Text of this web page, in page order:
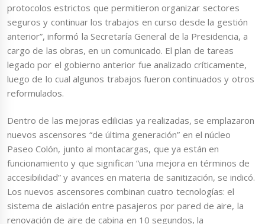
protocolos estrictos que permitieron organizar sectores
seguros y continuar los trabajos en curso desde la gestión
anterior”, informó la Secretaría General de la Presidencia, a
cargo de las obras, en un comunicado. El plan de tareas
legado por el gobierno anterior fue analizado críticamente,
luego de lo cual algunos trabajos fueron continuados y otros
reformulados.
Dentro de las mejoras edilicias ya realizadas, se emplazaron
nuevos ascensores “de última generación” en el núcleo
Paseo Colón, junto al montacargas, que ya están en
funcionamiento y que significan “una mejora en términos de
accesibilidad” y avances en materia de sanitización, se indicó.
Los nuevos ascensores combinan cuatro tecnologías: el
sistema de aislación entre pasajeros por pared de aire, la
renovación de aire de cabina en 10 segundos, la